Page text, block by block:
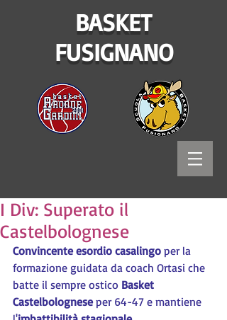
BASKET
FUSIGNANO
I Div: Superato il
Castelbolognese
Convincente esordio casalingo per la
formazione guidata da coach Ortasi che
batte il sempre ostico Basket
Castelbolognese per 64-47 e mantiene